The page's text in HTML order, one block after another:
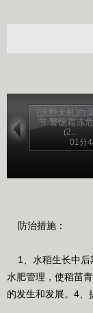
[沃野天机]白
节 警惕霜冻
(2...
01分
防治措施：
1、水稻生长中后
水肥管理，使稻苗
的发生和发展。4、